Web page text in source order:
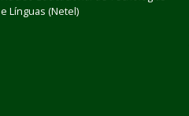
e Línguas (Netel)